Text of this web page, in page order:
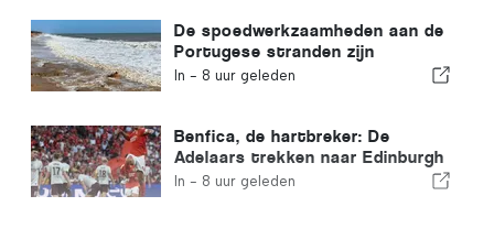
De spoedwerkzaamheden aan de
Portugese stranden zijn
afgerond
In - 8 uur geleden
Benfica, de hartbreker: De
Adelaars trekken naar Edinburgh
met één voet al in de volgende
In - 8 uur geleden